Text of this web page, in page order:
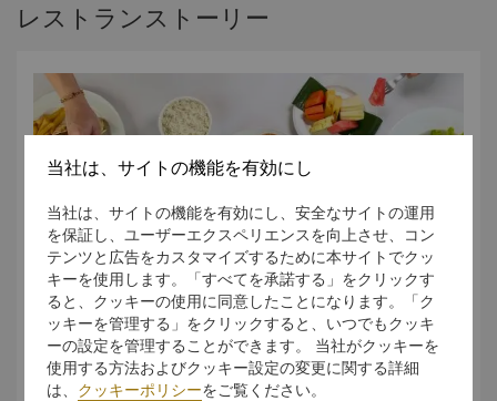
レストランストーリー
テイクアウト＆デリバリー
当社は、サイトの機能を有効にし
当社は、サイトの機能を有効にし、安全なサイトの運用
を保証し、ユーザーエクスペリエンスを向上させ、コン
テンツと広告をカスタマイズするために本サイトでクッ
キーを使用します。「すべてを承諾する」をクリックす
ると、クッキーの使用に同意したことになります。「ク
ッキーを管理する」をクリックすると、いつでもクッキ
ーの設定を管理することができます。 当社がクッキーを
使用する方法およびクッキー設定の変更に関する詳細
は、 クッキーポリシーをご覧ください。